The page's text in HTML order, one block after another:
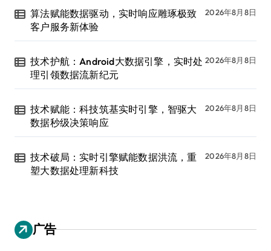
算法赋能数据驱动，实时响应雕琢极致
客户服务新体验
2026年8月8日
技术护航：Android大数据引擎，实时处
理引领数据流新纪元
2026年8月8日
技术赋能：科技筑基实时引擎，智驱大
数据秒级决策响应
2026年8月8日
技术破局：实时引擎赋能数据洪流，重
塑大数据处理新科技
2026年8月8日
广告